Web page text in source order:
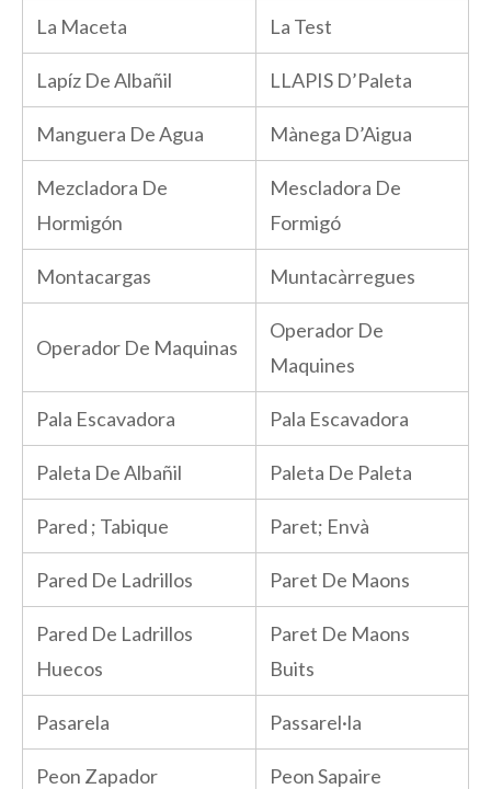
La Maceta La Test
Lapíz De Albañil LLAPIS D’Paleta
Manguera De Agua Mànega D’Aigua
Mezcladora De
Hormigón
Mescladora De
Formigó
Montacargas Muntacàrregues
Operador De Maquinas
Operador De
Maquines
Pala Escavadora Pala Escavadora
Paleta De Albañil Paleta De Paleta
Pared ; Tabique Paret; Envà
Pared De Ladrillos Paret De Maons
Pared De Ladrillos
Huecos
Paret De Maons
Buits
Pasarela Passarel·la
Peon Zapador Peon Sapaire